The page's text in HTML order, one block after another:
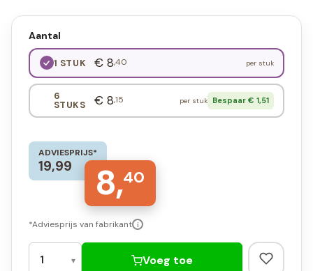
Aantal
1 STUK € 8,40 per stuk
6
STUKS € 8,15 per stuk Bespaar € 1,51
ADVIESPRIJS*
19,99 8,40
*Adviesprijs van fabrikant i
Voeg toe